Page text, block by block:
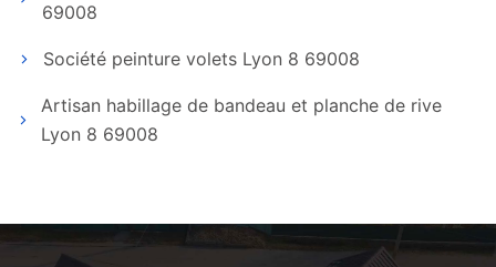
69008
Société peinture volets Lyon 8 69008
Artisan habillage de bandeau et planche de rive
Lyon 8 69008